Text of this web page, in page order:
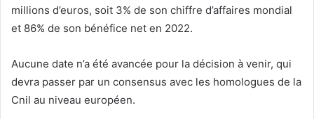
millions d’euros, soit 3% de son chiffre d’affaires mondial
et 86% de son bénéfice net en 2022.
Aucune date n’a été avancée pour la décision à venir, qui
devra passer par un consensus avec les homologues de la
Cnil au niveau européen.